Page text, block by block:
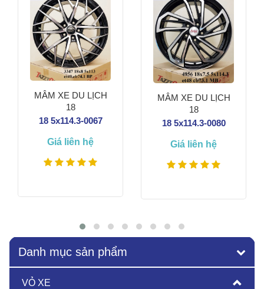
MÂM XE DU LỊCH
18
18 5x114.3-0067
Giá liên hệ
MÂM XE DU LỊCH
18
18 5x114.3-0080
Giá liên hệ
Danh mục sản phẩm
VỎ XE